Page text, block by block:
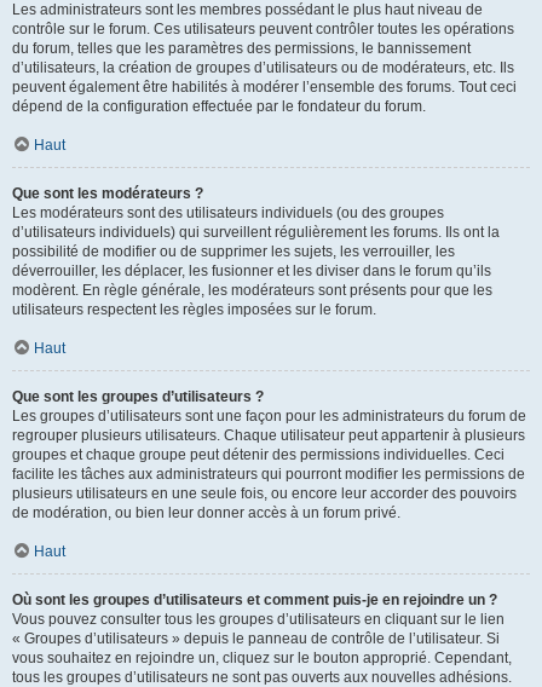
Les administrateurs sont les membres possédant le plus haut niveau de
contrôle sur le forum. Ces utilisateurs peuvent contrôler toutes les opérations
du forum, telles que les paramètres des permissions, le bannissement
d’utilisateurs, la création de groupes d’utilisateurs ou de modérateurs, etc. Ils
peuvent également être habilités à modérer l’ensemble des forums. Tout ceci
dépend de la configuration effectuée par le fondateur du forum.
Haut
Que sont les modérateurs ?
Les modérateurs sont des utilisateurs individuels (ou des groupes
d’utilisateurs individuels) qui surveillent régulièrement les forums. Ils ont la
possibilité de modifier ou de supprimer les sujets, les verrouiller, les
déverrouiller, les déplacer, les fusionner et les diviser dans le forum qu’ils
modèrent. En règle générale, les modérateurs sont présents pour que les
utilisateurs respectent les règles imposées sur le forum.
Haut
Que sont les groupes d’utilisateurs ?
Les groupes d’utilisateurs sont une façon pour les administrateurs du forum de
regrouper plusieurs utilisateurs. Chaque utilisateur peut appartenir à plusieurs
groupes et chaque groupe peut détenir des permissions individuelles. Ceci
facilite les tâches aux administrateurs qui pourront modifier les permissions de
plusieurs utilisateurs en une seule fois, ou encore leur accorder des pouvoirs
de modération, ou bien leur donner accès à un forum privé.
Haut
Où sont les groupes d’utilisateurs et comment puis-je en rejoindre un ?
Vous pouvez consulter tous les groupes d’utilisateurs en cliquant sur le lien
« Groupes d’utilisateurs » depuis le panneau de contrôle de l’utilisateur. Si
vous souhaitez en rejoindre un, cliquez sur le bouton approprié. Cependant,
tous les groupes d’utilisateurs ne sont pas ouverts aux nouvelles adhésions.